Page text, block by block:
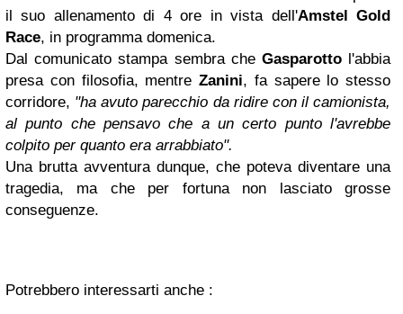
il suo allenamento di 4 ore in vista dell'Amstel Gold
Race, in programma domenica.
Dal comunicato stampa sembra che Gasparottol'abbia
presa con filosofia, mentre Zanini, fa sapere lo stesso
corridore, "ha avuto parecchio da ridire con il camionista,
al punto che pensavo che a un certo punto l'avrebbe
colpito per quanto era arrabbiato".
Una brutta avventura dunque, che poteva diventare una
tragedia, ma che per fortuna non lasciato grosse
conseguenze.
Potrebbero interessarti anche :